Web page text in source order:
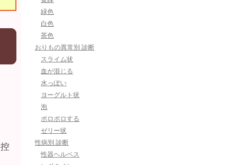
緑色
白色
茶色
おりもの異常別 診断
スライム状
血が混じる
水っぽい
ヨーグルト状
泡
ポロポロする
ゼリー状
性病別 診断
性器ヘルペス